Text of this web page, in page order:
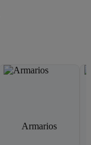
Armarios